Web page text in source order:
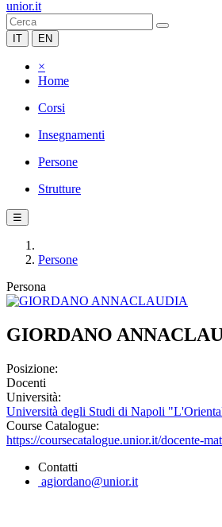
unior.it
IT EN
×
Home
Corsi
Insegnamenti
Persone
Strutture
☰
Persone
Persona
GIORDANO
Posizione:
Docenti
Università:
Università degli Studi di Napoli
Course Catalogue:
https://coursecatalogue.unior.it/docente-
Contatti
agiordano@unior.it